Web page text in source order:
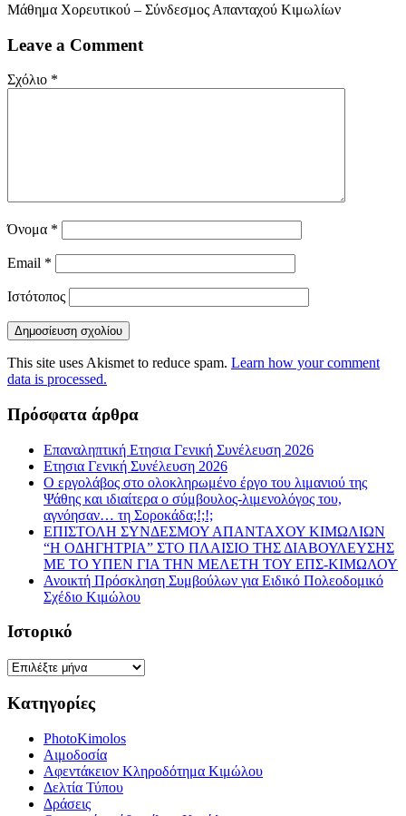
Μάθημα Χορευτικού – Σύνδεσμος Απανταχού Κιμωλίων
Leave a Comment
Σχόλιο *
Όνομα *
Email *
Ιστότοπος
This site uses Akismet to reduce spam. Learn how your comment
data is processed.
Πρόσφατα άρθρα
Επαναληπτική Ετησια Γενική Συνέλευση 2026
Ετησια Γενική Συνέλευση 2026
Ο εργολάβος στο ολοκληρωμένο έργο του λιμανιού της
Ψάθης και ιδιαίτερα ο σύμβουλος-λιμενολόγος του,
αγνόησαν… τη Σοροκάδα;!;!;
ΕΠΙΣΤΟΛΗ ΣΥΝΔΕΣΜΟΥ ΑΠΑΝΤΑΧΟΥ ΚΙΜΩΛΙΩΝ
“Η ΟΔΗΓΗΤΡΙΑ” ΣΤΟ ΠΛΑΙΣΙΟ ΤΗΣ ΔΙΑΒΟΥΛΕΥΣΗΣ
ΜΕ ΤΟ ΥΠΕΝ ΓΙΑ ΤΗΝ ΜΕΛΕΤΗ ΤΟΥ ΕΠΣ-ΚΙΜΩΛΟΥ
Ανοικτή Πρόσκληση Συμβούλων για Ειδικό Πολεοδομικό
Σχέδιο Κιμώλου
Ιστορικό
Ιστορικό
Κατηγορίες
PhotoKimolos
Αιμοδοσία
Αφεντάκειον Κληροδότημα Κιμώλου
Δελτία Τύπου
Δράσεις